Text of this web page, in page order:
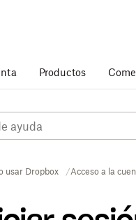
Productos
usar Dropbox Acceso a la